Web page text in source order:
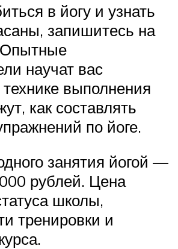
в йогу и узнать
запишитесь на
Опытные
научат вас
выполнения
как составлять
по йоге.
занятия йогой —
рублей. Цена
школы,
тренировки и